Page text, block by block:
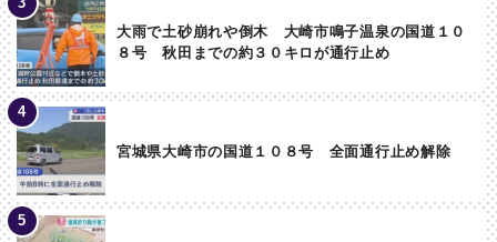
大雨で土砂崩れや倒木 大崎市鳴子温泉の国道１０
８号 秋田までの約３０キロが通行止め
宮城県大崎市の国道１０８号 全面通行止め解除